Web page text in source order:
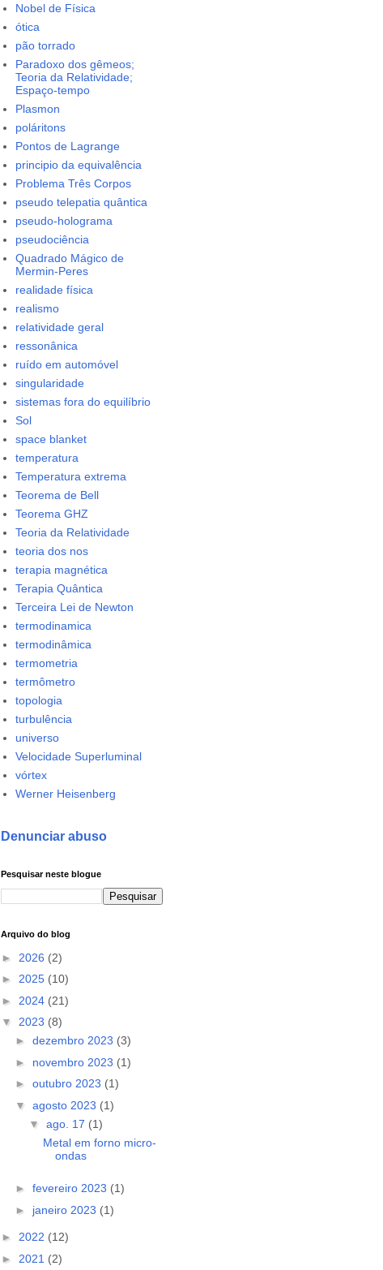
Nobel de Física
ótica
pão torrado
Paradoxo dos gêmeos;
Teoria da Relatividade;
Espaço-tempo
Plasmon
poláritons
Pontos de Lagrange
principio da equivalência
Problema Três Corpos
pseudo telepatia quântica
pseudo-holograma
pseudociência
Quadrado Mágico de
Mermin-Peres
realidade física
realismo
relatividade geral
ressonânica
ruído em automóvel
singularidade
sistemas fora do equilíbrio
Sol
space blanket
temperatura
Temperatura extrema
Teorema de Bell
Teorema GHZ
Teoria da Relatividade
teoria dos nos
terapia magnética
Terapia Quântica
Terceira Lei de Newton
termodinamica
termodinâmica
termometria
termômetro
topologia
turbulência
universo
Velocidade Superluminal
vórtex
Werner Heisenberg
Denunciar abuso
Pesquisar neste blogue
Arquivo do blog
► 2026 (2)
► 2025 (10)
► 2024 (21)
▼ 2023 (8)
► dezembro 2023 (3)
► novembro 2023 (1)
► outubro 2023 (1)
▼ agosto 2023 (1)
▼ ago. 17 (1)
Metal em forno micro-
ondas
► fevereiro 2023 (1)
► janeiro 2023 (1)
► 2022 (12)
► 2021 (2)